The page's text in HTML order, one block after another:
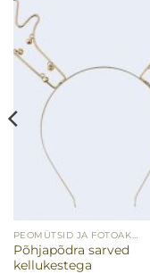
PEOMÜTSID JA FOTOAKSESSUAARID
Põhjapõdra sarved
kellukestega